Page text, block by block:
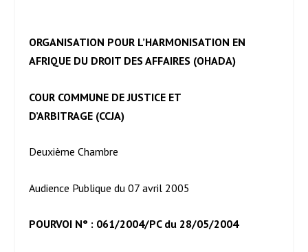
ORGANISATION POUR L’HARMONISATION EN
AFRIQUE DU DROIT DES AFFAIRES (OHADA)
COUR COMMUNE DE JUSTICE ET
D’ARBITRAGE (CCJA)
Deuxième Chambre
Audience Publique du 07 avril 2005
POURVOI N° : 061/2004/PC du 28/05/2004